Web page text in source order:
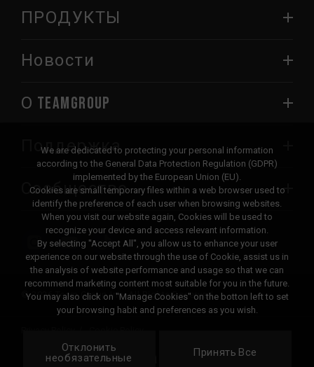
ПРОДУКТЫ
Новости
О TEAMGROUP
Поддержка
Сообщество
© 2026 Team Group Inc. All Rights Reserved.
Локация
United
We are dedicated to protecting your personal information
according to the General Data Protection Regulation (GDPR)
implemented by the European Union (EU).
Cookies are small temporary files within a web browser used to
identify the preference of each user when browsing websites.
When you visit our website again, Cookies will be used to
recognize your device and access relevant information.
By selecting "Accept All", you allow us to enhance your user
experience on our website through the use of Cookie, assist us in
the analysis of website performance and usage so that we can
recommend marketing content most suitable for you in the future.
You may also click on "Manage Cookies" on the botton left to set
your browsing habit and preferences as you wish.
Отклонить
необязательные Принять Все